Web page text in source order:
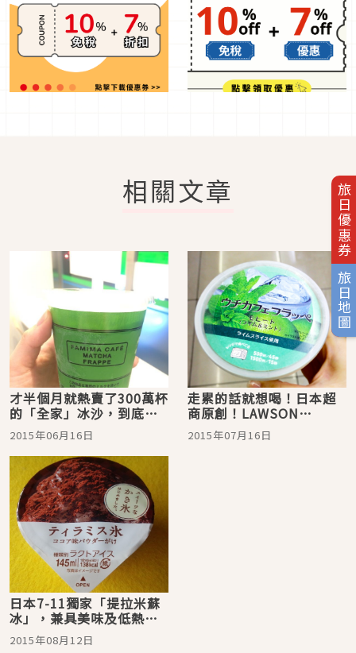
旅日優惠券
旅日地圖
相關文章
才半個月就熱賣了300萬杯
的「全家」冰沙，到底有
什麼魅力呢？
2015年06月16日
走累的話就想喝！日本超
商原創！LAWSON
UchiCafé冰沙，無酒精
mojito
2015年07月16日
日本7-11獨家「提拉米蘇
冰」，兼具美味及低熱
量，買到賺到☆
2015年08月12日